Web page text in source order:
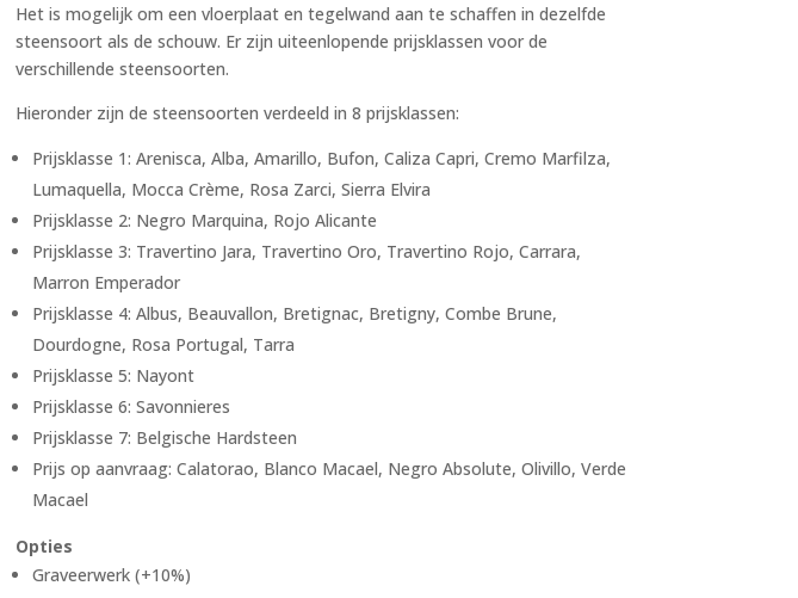
Het is mogelijk om een vloerplaat en tegelwand aan te schaffen in dezelfde
steensoort als de schouw. Er zijn uiteenlopende prijsklassen voor de
verschillende steensoorten.
Hieronder zijn de steensoorten verdeeld in 8 prijsklassen:
Prijsklasse 1: Arenisca, Alba, Amarillo, Bufon, Caliza Capri, Cremo Marfilza,
Lumaquella, Mocca Crème, Rosa Zarci, Sierra Elvira
Prijsklasse 2: Negro Marquina, Rojo Alicante
Prijsklasse 3: Travertino Jara, Travertino Oro, Travertino Rojo, Carrara,
Marron Emperador
Prijsklasse 4: Albus, Beauvallon, Bretignac, Bretigny, Combe Brune,
Dourdogne, Rosa Portugal, Tarra
Prijsklasse 5: Nayont
Prijsklasse 6: Savonnieres
Prijsklasse 7: Belgische Hardsteen
Prijs op aanvraag: Calatorao, Blanco Macael, Negro Absolute, Olivillo, Verde
Macael
Opties
Graveerwerk (+10%)